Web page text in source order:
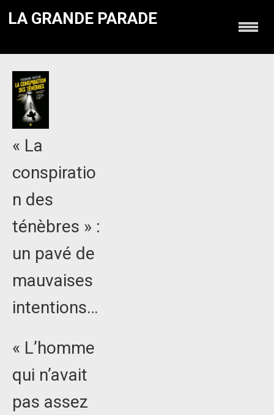
LA GRANDE PARADE
« La
conspiratio
n des
ténèbres » :
un pavé de
mauvaises
intentions…
« L’homme
qui n’avait
pas assez